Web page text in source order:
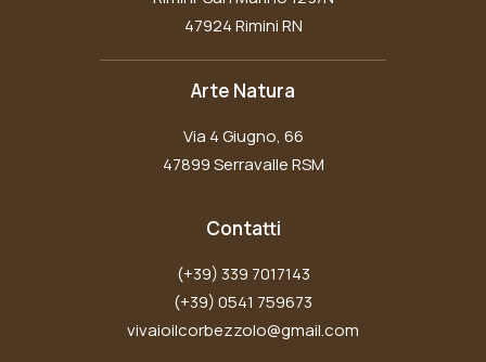
47924 Rimini RN
Arte Natura
Via 4 Giugno, 66
47899 Serravalle RSM
Contatti
(+39) 339 7017143
(+39) 0541 759673
vivaioilcorbezzolo@gmail.com